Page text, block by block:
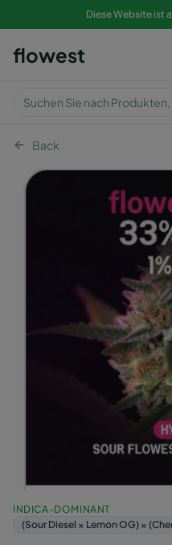
Diese Website ist
flowest
Back
INDICA-DOMINANT
(Sour Diesel × Lemon OG) ×